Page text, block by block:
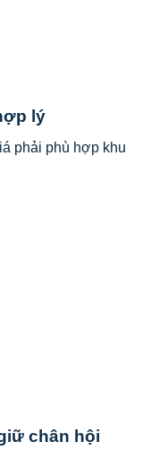
lý
phải phù hợp khu
chân hội